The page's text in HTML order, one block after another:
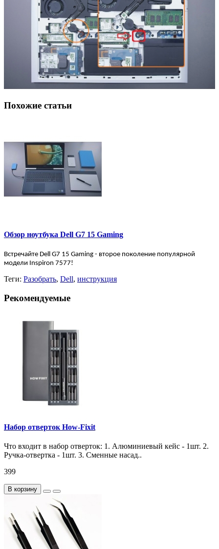
Похожие статьи
Обзор ноутбука Dell G7 15 Gaming
Встречайте Dell G7 15 Gaming - второе поколение популярной
модели Inspiron 7577!
Теги: Разобрать, Dell, инструкция
Рекомендуемые
Набор отверток How-Fixit
Что входит в набор отверток: 1. Алюминиевый кейс - 1шт. 2.
Ручка-отвертка - 1шт. 3. Сменные насад..
399
В корзину